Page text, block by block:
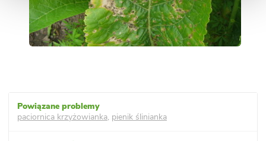
paciornica krzyżowianka, pienik ślinianka